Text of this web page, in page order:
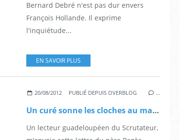
Bernard Debré n'est pas dur envers
François Hollande. Il exprime
l'inquiétude...
EN SAVOIR PLUS
20/08/2012 PUBLIÉ DEPUIS OVERBLOG …
Un curé sonne les cloches au maire de Paris.
Un lecteur guadeloupéen du Scrutateur,